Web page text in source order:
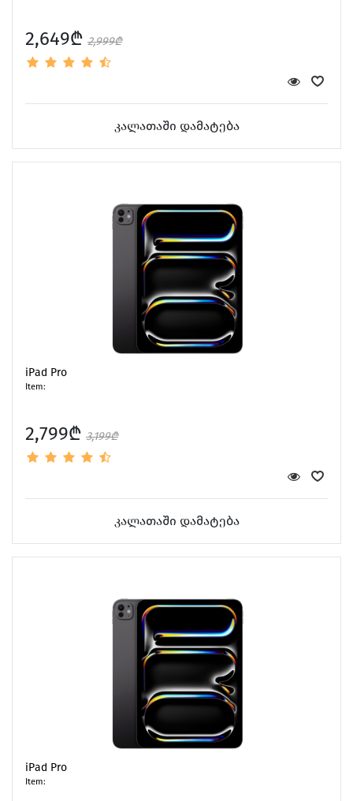
2,649₾ 2,999₾
კალათაში დამატება
iPad Pro
Item:
2,799₾ 3,199₾
კალათაში დამატება
iPad Pro
Item: